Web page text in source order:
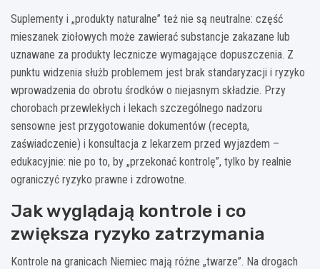
Suplementy i „produkty naturalne” też nie są neutralne: część
mieszanek ziołowych może zawierać substancje zakazane lub
uznawane za produkty lecznicze wymagające dopuszczenia. Z
punktu widzenia służb problemem jest brak standaryzacji i ryzyko
wprowadzenia do obrotu środków o niejasnym składzie. Przy
chorobach przewlekłych i lekach szczególnego nadzoru
sensowne jest przygotowanie dokumentów (recepta,
zaświadczenie) i konsultacja z lekarzem przed wyjazdem –
edukacyjnie: nie po to, by „przekonać kontrolę”, tylko by realnie
ograniczyć ryzyko prawne i zdrowotne.
Jak wyglądają kontrole i co
zwiększa ryzyko zatrzymania
Kontrole na granicach Niemiec mają różne „twarze”. Na drogach